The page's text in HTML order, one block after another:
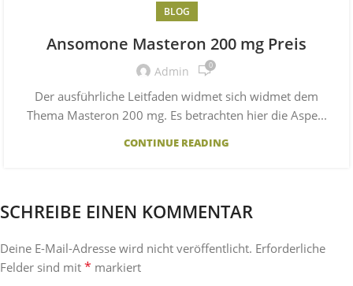
BLOG
Ansomone Masteron 200 mg Preis
Admin 0
Der ausführliche Leitfaden widmet sich widmet dem
Thema Masteron 200 mg. Es betrachten hier die Aspe...
CONTINUE READING
SCHREIBE EINEN KOMMENTAR
Deine E-Mail-Adresse wird nicht veröffentlicht. Erforderliche
Felder sind mit * markiert